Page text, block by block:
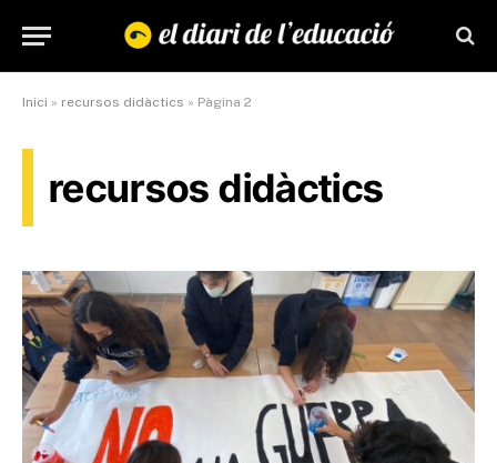
Inici » recursos didàctics » Pàgina 2
recursos didàctics